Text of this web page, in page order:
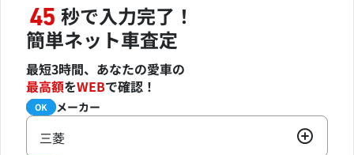
45 秒で入力完了！
簡単ネット車査定
最短3時間、あなたの愛車の
最高額をWEBで確認！
必須 メーカー
OK
三菱